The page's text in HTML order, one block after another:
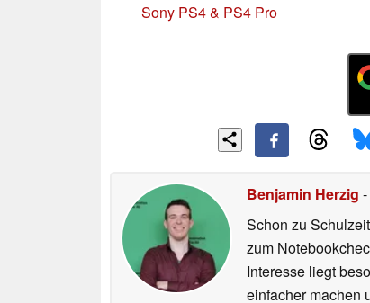
Sony PS4 & PS4 Pro
Benjamin Herzig
Schon zu
zum
Interesse liegt
einfacher machen